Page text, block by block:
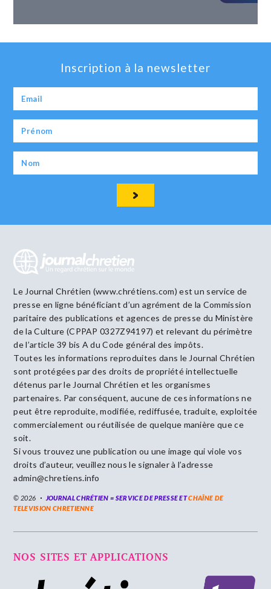
Inscription à la newsletter
Le Journal Chrétien (www.chrétiens.com) est un service de
presse en ligne bénéficiant d’un agrément de la Commission
paritaire des publications et agences de presse du Ministère
de la Culture (CPPAP 0327Z94197) et relevant du périmètre
de l’article 39 bis A du Code général des impôts.
Toutes les informations reproduites dans le Journal Chrétien
sont protégées par des droits de propriété intellectuelle
détenus par le Journal Chrétien et les organismes
partenaires. Par conséquent, aucune de ces informations ne
peut être reproduite, modifiée, rediffusée, traduite, exploitée
commercialement ou réutilisée de quelque manière que ce
soit.
Si vous trouvez une publication ou une image qui viole vos
droits d’auteur, veuillez nous le signaler à l’adresse
admin@chretiens.info
© 2026 JOURNAL CHRÉTIEN = SERVICE DE PRESSE ETCHAÎNE DE
TELEVISION CHRETIENNE
NOS SITES ET APPLICATIONS